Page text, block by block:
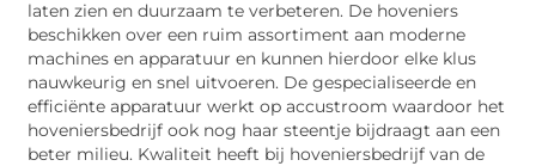
laten zien en duurzaam te verbeteren. De hoveniers
beschikken over een ruim assortiment aan moderne
machines en apparatuur en kunnen hierdoor elke klus
nauwkeurig en snel uitvoeren. De gespecialiseerde en
efficiënte apparatuur werkt op accustroom waardoor het
hoveniersbedrijf ook nog haar steentje bijdraagt aan een
beter milieu. Kwaliteit heeft bij hoveniersbedrijf van de